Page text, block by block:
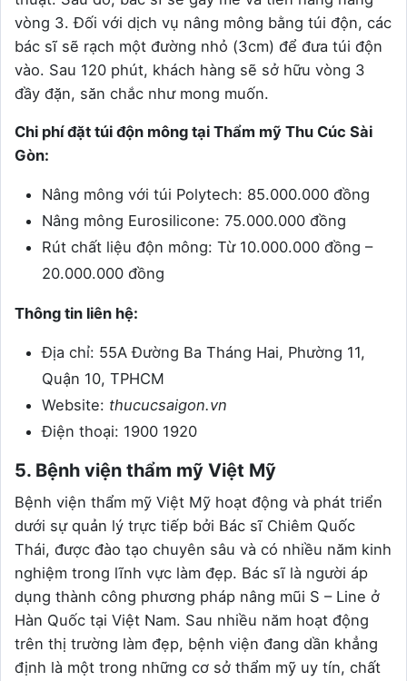
vòng 3. Đối với dịch vụ nâng mông bằng túi độn, các
bác sĩ sẽ rạch một đường nhỏ (3cm) để đưa túi độn
vào. Sau 120 phút, khách hàng sẽ sở hữu vòng 3
đầy đặn, săn chắc như mong muốn.
Chi phí đặt túi độn mông tại Thẩm mỹ Thu Cúc Sài
Gòn:
Nâng mông với túi Polytech: 85.000.000 đồng
Nâng mông Eurosilicone: 75.000.000 đồng
Rút chất liệu độn mông: Từ 10.000.000 đồng –
20.000.000 đồng
Thông tin liên hệ:
Địa chỉ: 55A Đường Ba Tháng Hai, Phường 11,
Quận 10, TPHCM
Website: thucucsaigon.vn
Điện thoại: 1900 1920
5. Bệnh viện thẩm mỹ Việt Mỹ
Bệnh viện thẩm mỹ Việt Mỹ hoạt động và phát triển
dưới sự quản lý trực tiếp bởi Bác sĩ Chiêm Quốc
Thái, được đào tạo chuyên sâu và có nhiều năm kinh
nghiệm trong lĩnh vực làm đẹp. Bác sĩ là người áp
dụng thành công phương pháp nâng mũi S – Line ở
Hàn Quốc tại Việt Nam. Sau nhiều năm hoạt động
trên thị trường làm đẹp, bệnh viện đang dần khẳng
định là một trong những cơ sở thẩm mỹ uy tín, chất